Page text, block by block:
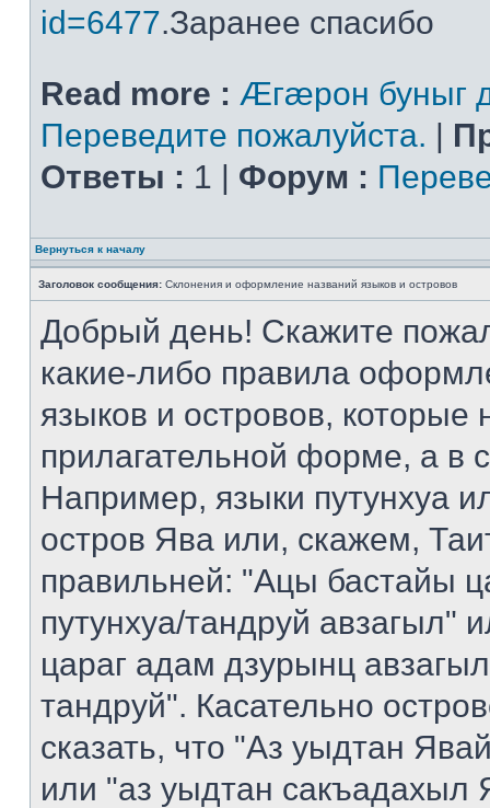
id=6477.Заранее спасибо
Read more : Æгæрон буныг
Переведите пожалуйста. |
Ответы : 1 | Форум :
Вернуться к началу
Заголовок сообщения: Склонения и оформление названий языков и островов
Добрый день! Скажите
какие-либо правила
языков и островов, которые
прилагательной форме, а в
Например, языки путунхуа
остров Ява или, скажем,
правильней: "Ацы бастайы
путунхуа/тандруй авзагыл"
цараг адам дзурынц
тандруй". Касательно
сказать, что "Аз уыдтан
или "аз уыдтан сакъадахыл